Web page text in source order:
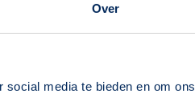
Over
media te bieden en om ons